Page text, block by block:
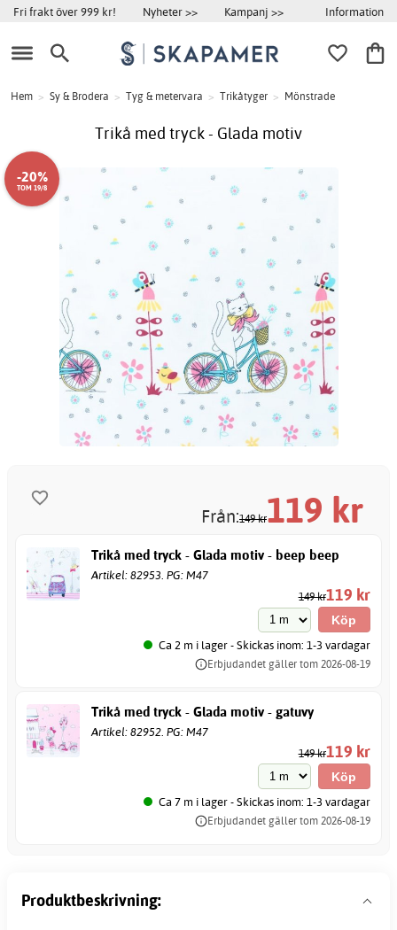
Fri frakt över 999 kr! Nyheter >> Kampanj >> Information
Hem > Sy & Brodera > Tyg & metervara > Trikåtyger > Mönstrade
Trikå med tryck - Glada motiv
-20%
TOM 19/8
Från:149 kr119 kr
Trikå med tryck - Glada motiv - beep beep
Artikel: 82953. PG: M47
149 kr119 kr
Ca 2 m i lager - Skickas inom: 1-3 vardagar
Erbjudandet gäller tom 2026-08-19
Trikå med tryck - Glada motiv - gatuvy
Artikel: 82952. PG: M47
149 kr119 kr
Ca 7 m i lager - Skickas inom: 1-3 vardagar
Erbjudandet gäller tom 2026-08-19
Produktbeskrivning: